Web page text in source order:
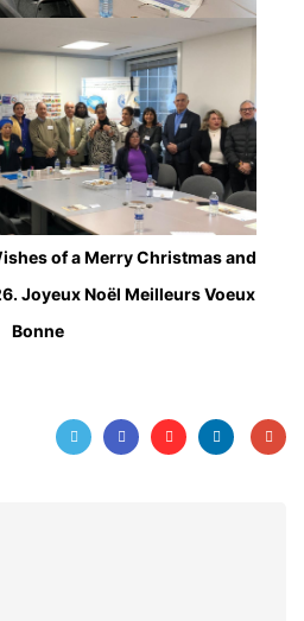
of a Merry Christmas and
Joyeux Noël Meilleurs Voeux
Bonne